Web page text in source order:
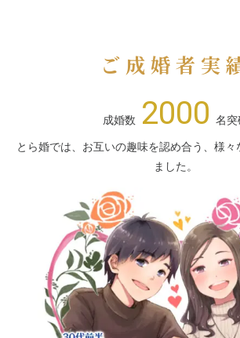
ご成婚者実
成婚数 2000 名突
とら婚では、お互いの趣味を認め合う、様々
ました。